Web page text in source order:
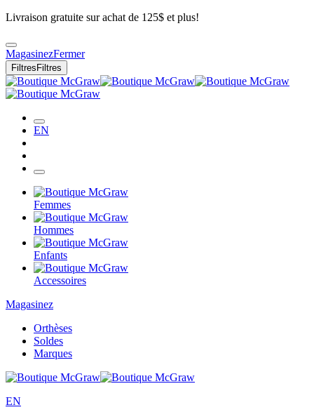
Livraison gratuite sur achat de 125$ et plus!
MagasinezFermer
Filtres Filtres
EN
Femmes
Hommes
Enfants
Accessoires
Magasinez
Orthèses
Soldes
Marques
EN